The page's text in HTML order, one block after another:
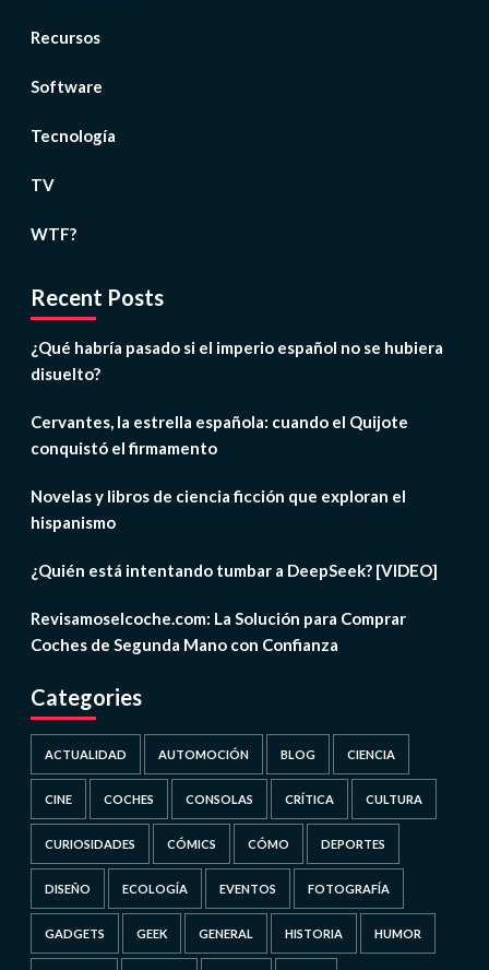
Recursos
Software
Tecnología
TV
WTF?
Recent Posts
¿Qué habría pasado si el imperio español no se hubiera
disuelto?
Cervantes, la estrella española: cuando el Quijote
conquistó el firmamento
Novelas y libros de ciencia ficción que exploran el
hispanismo
¿Quién está intentando tumbar a DeepSeek? [VIDEO]
Revisamoselcoche.com: La Solución para Comprar
Coches de Segunda Mano con Confianza
Categories
ACTUALIDAD AUTOMOCIÓN BLOG CIENCIA
CINE COCHES CONSOLAS CRÍTICA CULTURA
CURIOSIDADES CÓMICS CÓMO DEPORTES
DISEÑO ECOLOGÍA EVENTOS FOTOGRAFÍA
GADGETS GEEK GENERAL HISTORIA HUMOR